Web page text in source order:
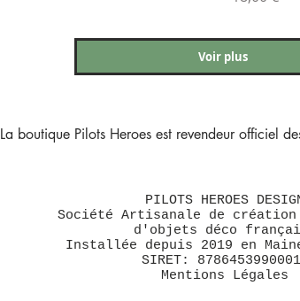
Voir plus
La boutique Pilots Heroes est revendeur officiel
PILOTS HEROES
Société Artisanale de
d'objets déco
Installée depuis 2019 en
SIRET:
Mentions Légales